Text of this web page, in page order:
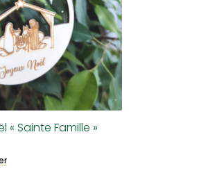
« Sainte Famille »